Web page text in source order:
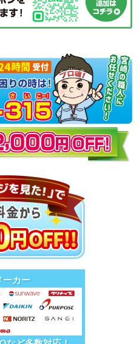
ーカー